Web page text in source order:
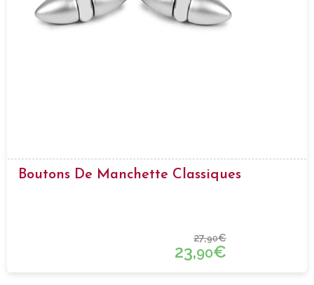
Boutons De Manchette Classiques
27,90€
23,90€